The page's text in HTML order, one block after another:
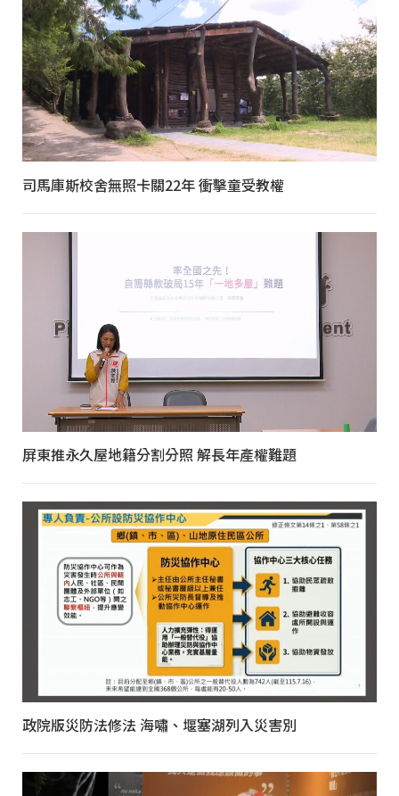
司馬庫斯校舍無照卡關22年 衝擊童受教權
屏東推永久屋地籍分割分照 解長年產權難題
政院版災防法修法 海嘯、堰塞湖列入災害別